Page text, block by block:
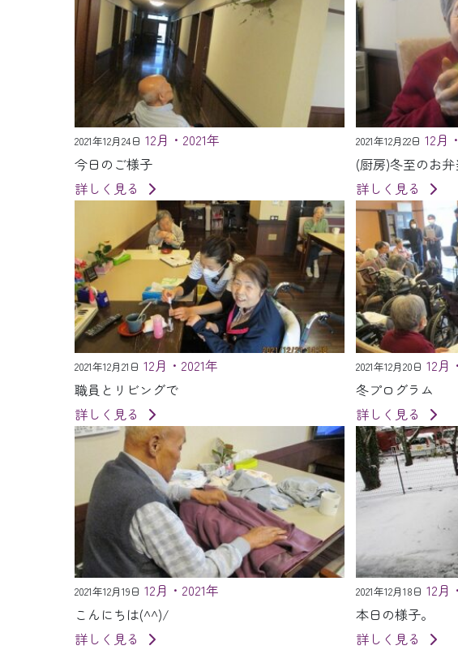
2021年12月24日 12月・2021年
今日のご様子
詳しく見る
2021年12月22日 12月
(厨房)冬至のお
詳しく見る
2021年12月21日 12月・2021年
職員とリビングで
詳しく見る
2021年12月20日 12月
冬プログラム
詳しく見る
2021年12月19日 12月・2021年
こんにちは(^^)/
詳しく見る
2021年12月18日 12月
本日の様子。
詳しく見る